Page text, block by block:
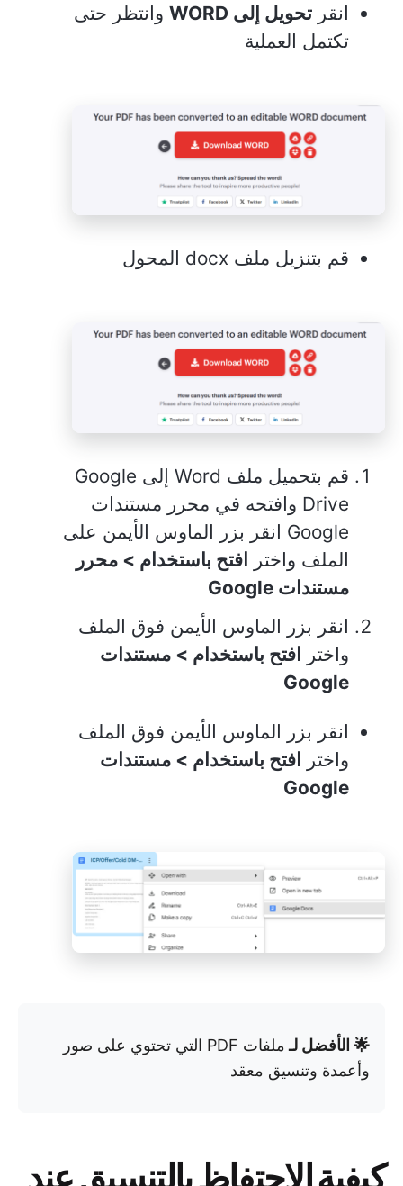
انقر تحويل إلى WORD
وانتظر حتى
تكتمل العملية
قم بتنزيل ملف docx المحول
قم بتحميل ملف Word إلى Google
Drive وافتحه في محرر مستندات
Google انقر بزر الماوس الأيمن على
الملف واختر افتح باستخدام > محرر
مستندات Google
انقر بزر الماوس الأيمن فوق الملف
واختر افتح باستخدام > مستندات
Google
انقر بزر الماوس الأيمن فوق الملف
واختر افتح باستخدام > مستندات
Google
🌟 الأفضل لـ
ملفات PDF التي تحتوي على صور
وأعمدة وتنسيق معقد
كيفية الاحتفاظ بالتنسيق عند